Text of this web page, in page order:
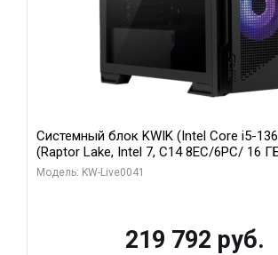
Системный блок KWIK (Intel Core i5-
(Raptor Lake, Intel 7, C14 8EC/6PC/ 16
модуля)/ Palit RTX5080 GAMINGPRO OC
Модель: KW-Live0041
219 792 руб.